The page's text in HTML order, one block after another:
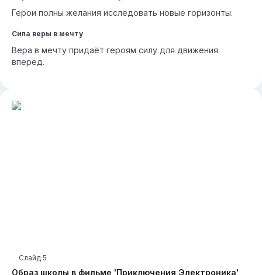
Герои полны желания исследовать новые горизонты.
Сила веры в мечту
Вера в мечту придаёт героям силу для движения
вперёд.
Образ школы в фильме 'Приключения Электроника'
Слайд 5